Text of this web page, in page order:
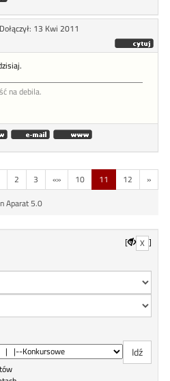
Dołączył: 13 Kwi 2011
na debila.
2 3 «» 10 11 12 »
Aparat 5.0
[ X ]